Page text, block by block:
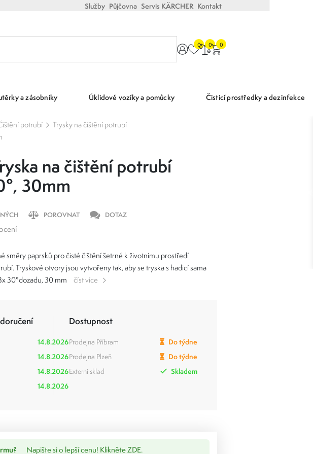
Služby Půjčovna Servis KÄRCHER Kontakt
0 0 0
a zásobníky Úklidové vozíky a pomůcky Čisticí prostředky a dezinfekce
potrubí
Trysky na čištění potrubí
na čištění potrubí
30mm
POROVNAT DOTAZ
směry paprsků pro čisté čištění šetrné k životnímu prostředí
Tryskové otvory jsou vytvořeny tak, aby se tryska s hadicí sama
30°dozadu, 30 mm
číst více
14.8.2026
14.8.2026
14.8.2026
14.8.2026
Dostupnost
Prodejna Příbram
Do týdne
Prodejna Plzeň
Do týdne
Externí sklad
Skladem
Napište si o lepší cenu! Klikněte ZDE.